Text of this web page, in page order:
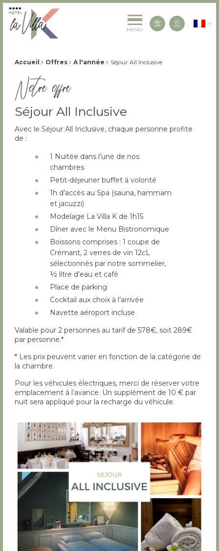
La Villa K Hôtel Spa Restaurant 4 étoiles
MENU Contactez-
Fil d'Ariane :
Accueil › Offres › A l'année › Séjour All Inclusive
Notre offre
Séjour All Inclusive
Avec le Séjour All Inclusive, chaque personne profite
de :
1 Nuitée dans l’une de nos
chambres
Petit-déjeuner buffet à volonté
1h d’accès au Spa (sauna, hammam
et jacuzzi)
Modelage La Villa K de 1h15
Dîner avec le Menu Bistronomique
Boissons comprises : 1 coupe de
Crémant, 2 verres de vin 12cL
sélectionnés par notre sommelier,
½ litre d’eau et café
Place de parking
Cocktail aux choix à l’arrivée
Navette aéroport incluse
Valable pour 2 personnes au tarif de 578€, soit 289€
par personne.*
* Les prix peuvent varier en fonction de la catégorie de
la chambre.
Pour les véhicules électriques, merci de réserver votre
emplacement à l’avance. Un supplément de 10 € par
nuit sera appliqué pour la recharge du véhicule.